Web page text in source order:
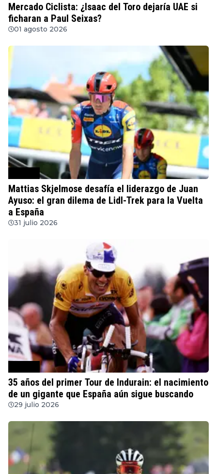
Mercado Ciclista: ¿Isaac del Toro dejaría UAE si
ficharan a Paul Seixas?
01 agosto 2026
Mattias Skjelmose desafía el liderazgo de Juan
Ayuso: el gran dilema de Lidl-Trek para la Vuelta
a España
31 julio 2026
35 años del primer Tour de Indurain: el nacimiento
de un gigante que España aún sigue buscando
29 julio 2026